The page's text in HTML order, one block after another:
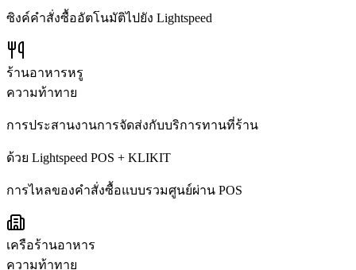
ซิงค์คำสั่งซื้ออัตโนมัติไปยัง Lightspeed
ร้านอาหารหรู
ความท้าทาย
การประสานงานการจัดส่งกับบริการทานที่ร้าน
ด้วย Lightspeed POS + KLIKIT
การไหลของคำสั่งซื้อแบบรวมศูนย์ผ่าน POS
เครือร้านอาหาร
ความท้าทาย